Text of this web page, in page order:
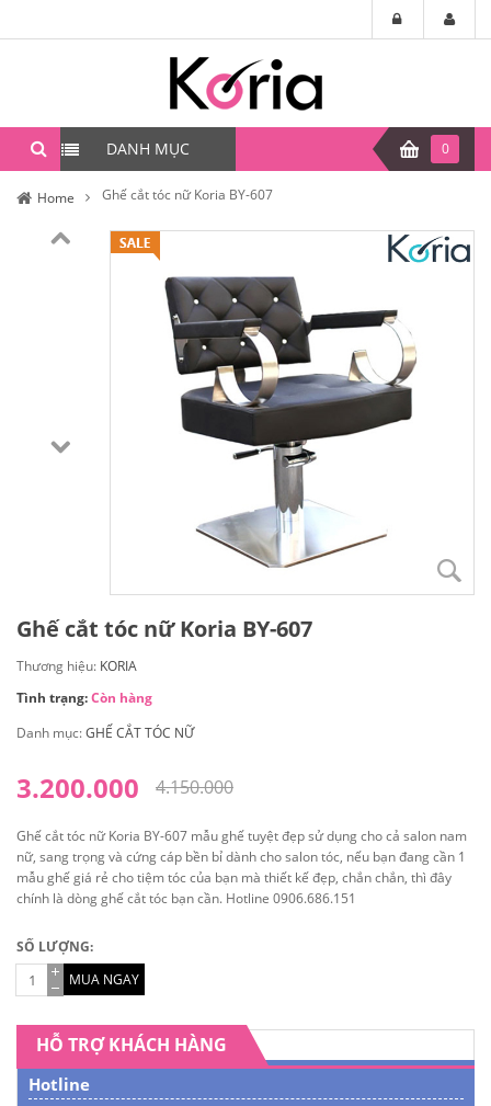
DANH MỤC 0
Home Ghế cắt tóc nữ Koria BY-607
Ghế cắt tóc nữ Koria BY-607
Thương hiệu: KORIA
Tình trạng:Còn hàng
Danh mục:GHẾ CẮT TÓC NỮ
4.150.000
3.200.000
Ghế cắt tóc nữ Koria BY-607 mẫu ghế tuyệt đẹp sử dụng cho cả salon nam
nữ, sang trọng và cứng cáp bền bỉ dành cho salon tóc, nếu bạn đang cần 1
mẫu ghế giá rẻ cho tiệm tóc của bạn mà thiết kế đẹp, chắn chắn, thì đây
chính là dòng ghế cắt tóc bạn cần. Hotline 0906.686.151
SỐ LƯỢNG:
MUA NGAY
HỖ TRỢ KHÁCH HÀNG
Hotline